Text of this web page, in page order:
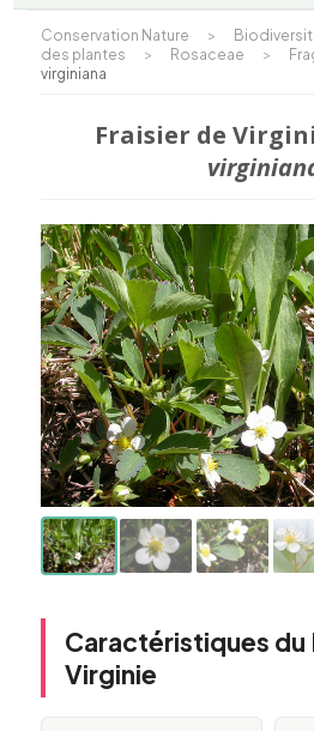
Conservation Nature >
des plantes
> Rosaceae >
virginiana
Fraisier de
Caractéristiques du
Virginie